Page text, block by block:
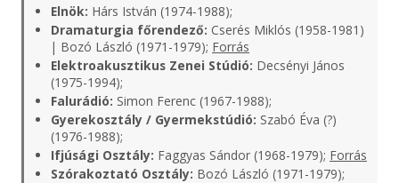
Elnök: Hárs István (1974-1988);
Dramaturgia főrendező: Cserés Miklós (1958-1981)
| Bozó László (1971-1979); Forrás
Elektroakusztikus Zenei Stúdió: Decsényi János
(1975-1994);
Falurádió: Simon Ferenc (1967-1988);
Gyerekosztály / Gyermekstúdió: Szabó Éva (?)
(1976-1988);
Ifjúsági Osztály: Faggyas Sándor (1968-1979); Forrás
Szórakoztató Osztály: Bozó László (1971-1979);